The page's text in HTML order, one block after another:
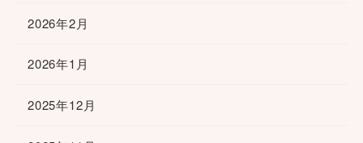
2026年2月
2026年1月
2025年12月